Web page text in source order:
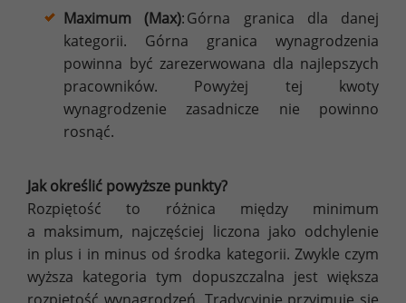
Maximum (Max): Górna granica dla danej
kategorii. Górna granica wynagrodzenia
powinna być zarezerwowana dla najlepszych
pracowników. Powyżej tej kwoty
wynagrodzenie zasadnicze nie powinno
rosnąć.
Jak określić powyższe punkty?
Rozpiętość to różnica między minimum
a maksimum, najczęściej liczona jako odchylenie
in plus i in minus od środka kategorii. Zwykle czym
wyższa kategoria tym dopuszczalna jest większa